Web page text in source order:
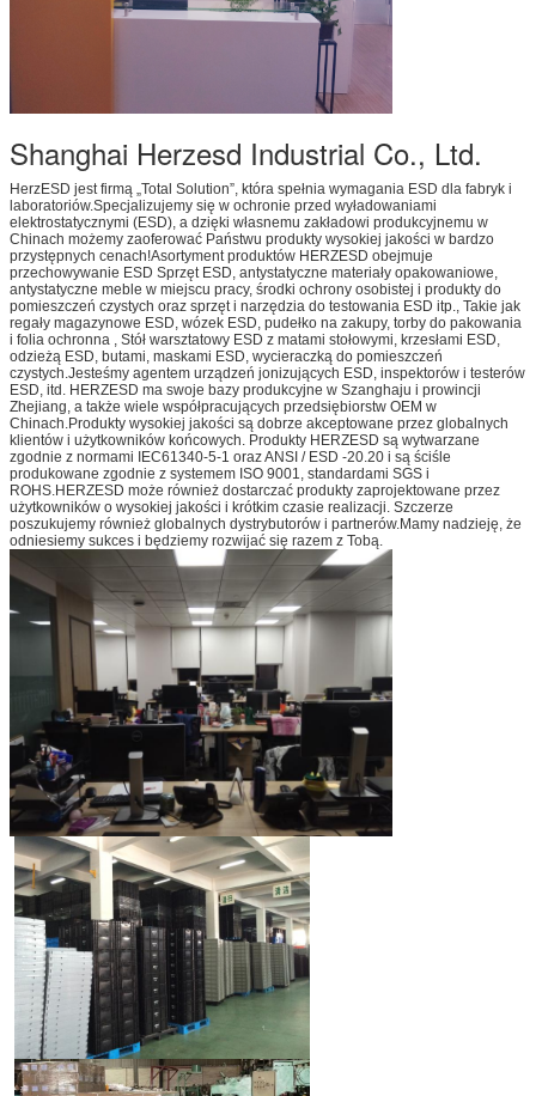
Shanghai Herzesd Industrial Co., Ltd.
HerzESD jest firmą „Total Solution”, która spełnia wymagania ESD dla fabryk i
laboratoriów.Specjalizujemy się w ochronie przed wyładowaniami
elektrostatycznymi (ESD), a dzięki własnemu zakładowi produkcyjnemu w
Chinach możemy zaoferować Państwu produkty wysokiej jakości w bardzo
przystępnych cenach!Asortyment produktów HERZESD obejmuje
przechowywanie ESD Sprzęt ESD, antystatyczne materiały opakowaniowe,
antystatyczne meble w miejscu pracy, środki ochrony osobistej i produkty do
pomieszczeń czystych oraz sprzęt i narzędzia do testowania ESD itp., Takie jak
regały magazynowe ESD, wózek ESD, pudełko na zakupy, torby do pakowania
i folia ochronna , Stół warsztatowy ESD z matami stołowymi, krzesłami ESD,
odzieżą ESD, butami, maskami ESD, wycieraczką do pomieszczeń
czystych.Jesteśmy agentem urządzeń jonizujących ESD, inspektorów i testerów
ESD, itd. HERZESD ma swoje bazy produkcyjne w Szanghaju i prowincji
Zhejiang, a także wiele współpracujących przedsiębiorstw OEM w
Chinach.Produkty wysokiej jakości są dobrze akceptowane przez globalnych
klientów i użytkowników końcowych. Produkty HERZESD są wytwarzane
zgodnie z normami IEC61340-5-1 oraz ANSI / ESD -20.20 i są ściśle
produkowane zgodnie z systemem ISO 9001, standardami SGS i
ROHS.HERZESD może również dostarczać produkty zaprojektowane przez
użytkowników o wysokiej jakości i krótkim czasie realizacji. Szczerze
poszukujemy również globalnych dystrybutorów i partnerów.Mamy nadzieję, że
odniesiemy sukces i będziemy rozwijać się razem z Tobą.